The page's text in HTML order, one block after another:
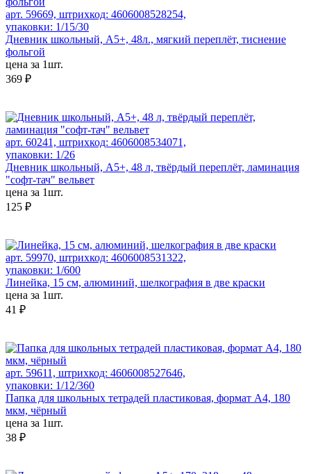
арт. 59669, штрихкод: 4606008528254,
упаковки: 1/15/30
Дневник школьный, А5+, 48л., мягкий переплёт, тиснение
фольгой
цена за 1шт.
369 ₽
арт. 60241, штрихкод: 4606008534071,
упаковки: 1/26
Дневник школьный, А5+, 48 л, твёрдый переплёт, ламинация
"софт-тач" вельвет
цена за 1шт.
125 ₽
арт. 59970, штрихкод: 4606008531322,
упаковки: 1/600
Линейка, 15 см, алюминий, шелкография в две краски
цена за 1шт.
41 ₽
арт. 59611, штрихкод: 4606008527646,
упаковки: 1/12/360
Папка для школьных тетрадей пластиковая, формат А4, 180
мкм, чёрный
цена за 1шт.
38 ₽